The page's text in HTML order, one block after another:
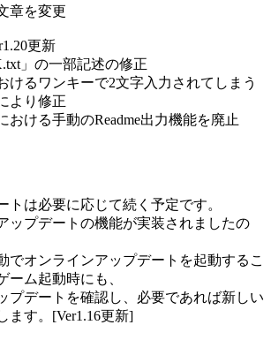
章を変更
更新
」の一部記述の修正
るワンキーで2文字入力されてしまう
より修正
ける手動のReadme出力機能を廃止
は必要に応じて続く予定です。
ップデートの機能が実装されましたの
オンラインアップデートを起動するこ
ーム起動時にも、
プデートを確認し、必要であれば新しい
ます。[Ver1.16更新]